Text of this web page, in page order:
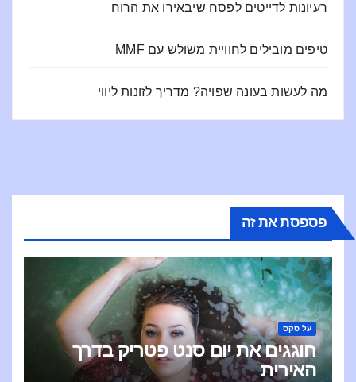
רעיונות לדייטים לפסח שיבאירו את הרוח
טיפים מובילים לחוויית משולש עם MMF
מה לעשות בעונה שפויה? מדריך לזונות ליווי
פספסת את זה
על סקס
חוגגים את יום סנט פטריק בדרך
האירית